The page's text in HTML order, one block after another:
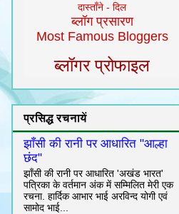
दास्ताँने - दिल
ब्लॉग प्रसारण
Most Famous Bloggers
ब्लॉगर प्रोफाइल
प्रसिद्ध रचनायें
झाँसी की रानी पर आधारित "आल्हा
छंद"
झाँसी की रानी पर आधारित 'अखंड भारत'
पत्रिका के वर्तमान अंक में सम्मिलित मेरी एक
रचना. हार्दिक आभार भाई अरविन्द योगी एवं
सामोद भाई...